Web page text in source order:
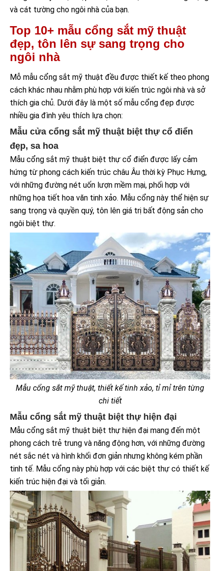
và cát tường cho ngôi nhà của bạn.
Top 10+ mẫu cổng sắt mỹ thuật
đẹp, tôn lên sự sang trọng cho
ngôi nhà
Mỗ mẫu cổng sắt mỹ thuật đều được thiết kế theo phong
cách khác nhau nhằm phù hợp với kiến trúc ngôi nhà và sở
thích gia chủ. Dưới đây là một số mẫu cổng đẹp được
nhiều gia đình yêu thích lựa chọn:
Mẫu cửa cổng sắt mỹ thuật biệt thự cổ điển
đẹp, sa hoa
Mẫu cổng sắt mỹ thuật biệt thự cổ điển được lấy cảm
hứng từ phong cách kiến trúc châu Âu thời kỳ Phục Hưng,
với những đường nét uốn lượn mềm mại, phối hợp với
những họa tiết hoa văn tinh xảo. Mẫu cổng này thể hiện sự
sang trọng và quyền quý, tôn lên giá trị bất động sản cho
ngôi biệt thự.
Mẫu cổng sắt mỹ thuật, thiết kế tinh xảo, tỉ mỉ trên từng
chi tiết
Mẫu cổng sắt mỹ thuật biệt thự hiện đại
Mẫu cổng sắt mỹ thuật biệt thự hiện đại mang đến một
phong cách trẻ trung và năng động hơn, với những đường
nét sắc nét và hình khối đơn giản nhưng không kém phần
tinh tế. Mẫu cổng này phù hợp với các biệt thự có thiết kế
kiến trúc hiện đại và tối giản.